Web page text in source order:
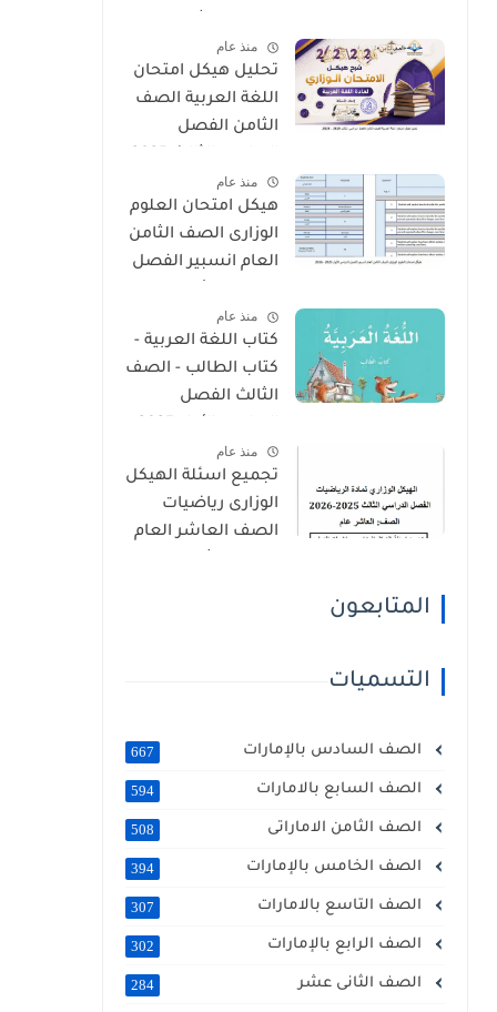
- 2026
منذ عام
تحليل هيكل امتحان
اللغة العربية الصف
الثامن الفصل
- 2026
منذ عام
هيكل امتحان العلوم
الوزارى الصف الثامن
العام انسبير الفصل
2026منذ عام
كتاب اللغة العربية -
كتاب الطالب - الصف
الثالث الفصل
2026 منهج الإماراتمنذ عام
تجميع اسئلة الهيكل
الوزارى رياضيات
الصف العاشر العام
المتابعون
التسميات
الصف السادس بالإمارات 667
الصف السابع بالامارات 594
الصف الثامن الاماراتى 508
الصف الخامس بالإمارات 394
الصف التاسع بالامارات 307
الصف الرابع بالإمارات 302
الصف الثانى عشر 284